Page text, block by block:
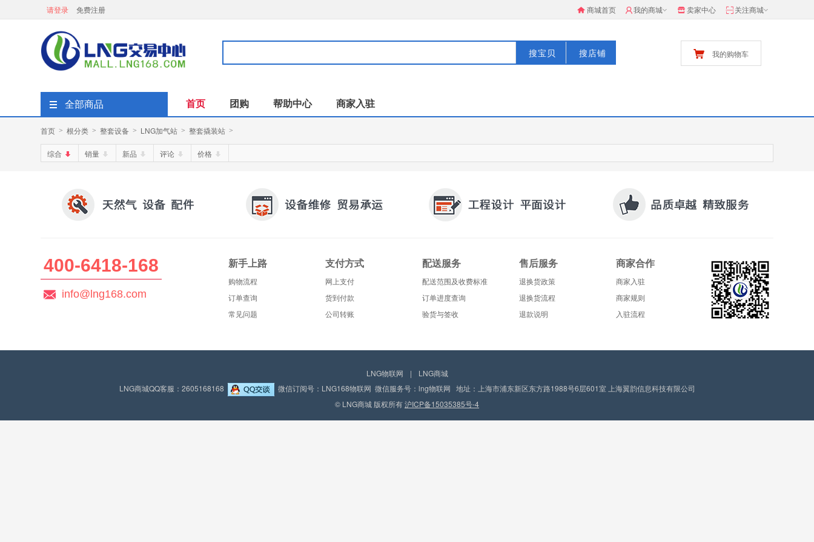
请登录 免费注册 商城首页 我的商城 卖家中心 关注商城
搜店铺
搜宝贝 我的购物车
全部商品 首页 团购 帮助中心 商家入驻
首页 > 根分类 > 整套设备 > LNG加气站 > 整套撬装站 >
综合 销量 新品 评论 价格
400-6418-168
info@lng168.com
新手上路
购物流程
订单查询
常见问题
支付方式
网上支付
货到付款
公司转账
配送服务
配送范围及收费标准
订单进度查询
验货与签收
售后服务
退换货政策
退换货流程
退款说明
商家合作
商家入驻
商家规则
入驻流程
LNG物联网 |
LNG商城
LNG商城QQ客服：2605168168
微信订阅号：LNG168物联网 微信服务号：lng物联网 地址：上海市浦东新区东方路1988号6层601室 上海翼韵信息科技有限公司
© LNG商城 版权所有沪ICP备15035385号-4